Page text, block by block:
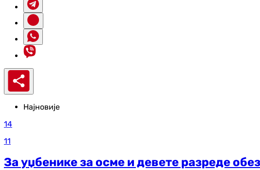
Најновије
14
11
За уџбенике за осме и девете разреде